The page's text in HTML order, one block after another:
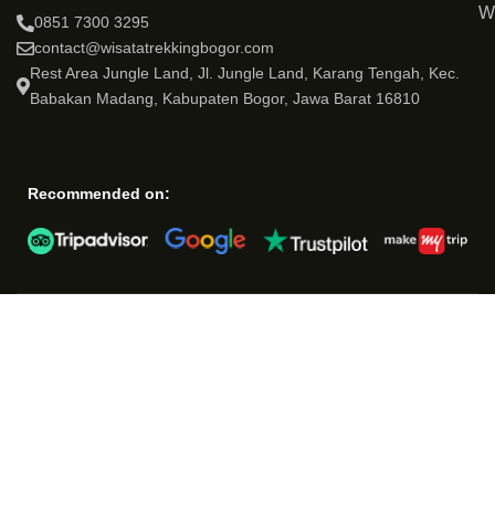
0851 7300 3295
contact@wisatatrekkingbogor.com
Rest Area Jungle Land, Jl. Jungle Land, Karang Tengah, Kec.
Babakan Madang, Kabupaten Bogor, Jawa Barat 16810
Recommended on: